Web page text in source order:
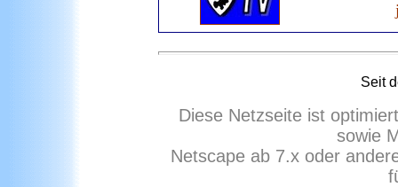
Seit
Diese Netzseite ist
sowie
Netscape ab 7.x oder